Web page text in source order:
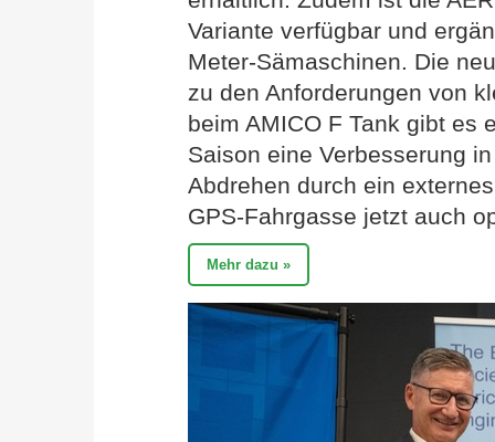
Variante verfügbar und
Meter-Sämaschinen. Die
zu den Anforderungen von
beim AMICO F Tank gibt es
Saison eine Verbesserung
Abdrehen durch ein
GPS-Fahrgasse jetzt auch
Mehr dazu »